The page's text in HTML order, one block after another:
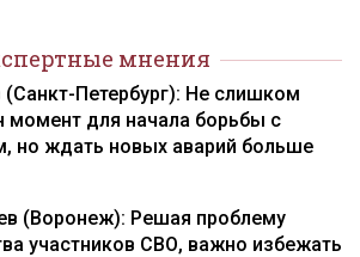
мнения
(Санкт-Петербург): Не слишком
момент для начала борьбы с
но ждать новых аварий больше
(Воронеж): Решая проблему
участников СВО, важно избежать